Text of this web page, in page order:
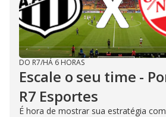
DO R7/HÁ 6 HORAS
Escale o seu time -
R7 Esportes
É hora de mostrar sua estratégia